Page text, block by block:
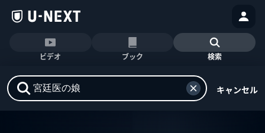
ビデオ ブック 検索
キャンセル